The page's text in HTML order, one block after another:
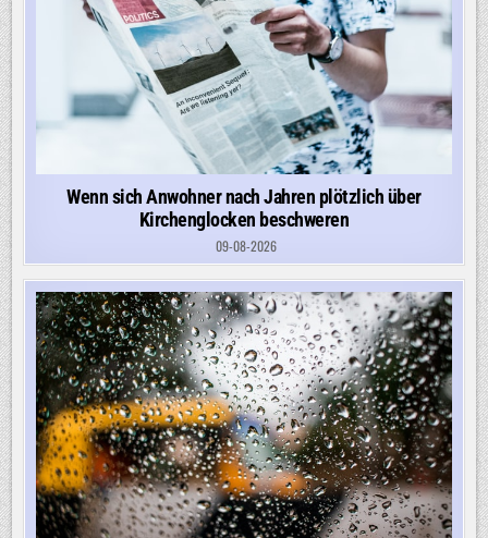
Wenn sich Anwohner nach Jahren plötzlich über
Kirchenglocken beschweren
09-08-2026